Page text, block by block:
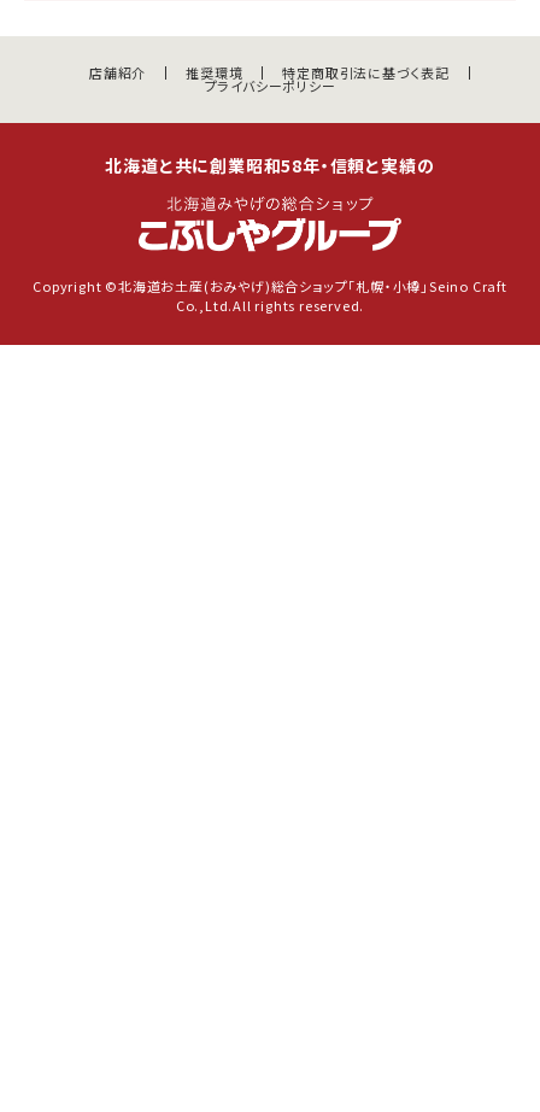
店舗紹介 推奨環境 特定商取引法に基づく表記
プライバシーポリシー
北海道と共に創業昭和58年・信頼と実績の
Copyright ©北海道お土産(おみやげ)総合ショップ「札幌・小樽」Seino Craft
Co.,Ltd.All rights reserved.